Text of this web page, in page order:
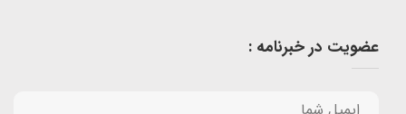
عضویت در خبرنامه :